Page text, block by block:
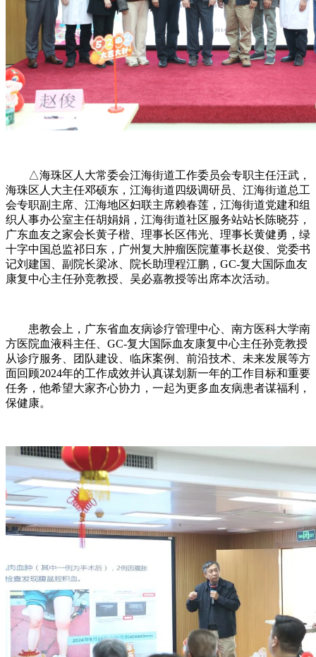
△海珠区人大常委会江海街道工作委员会专职主任汪武，
海珠区人大主任邓硕东，江海街道四级调研员、江海街道总工
会专职副主席、江海地区妇联主席赖春莲，江海街道党建和组
织人事办公室主任胡娟娟，江海街道社区服务站站长陈晓芬，
广东血友之家会长黄子楷、理事长区伟光、理事长黄健勇，绿
十字中国总监祁日东，广州复大肿瘤医院董事长赵俊、党委书
记刘建国、副院长梁冰、院长助理程江鹏，GC-复大国际血友
康复中心主任孙竞教授、吴必嘉教授等出席本次活动。
患教会上，广东省血友病诊疗管理中心、南方医科大学南
方医院血液科主任、GC-复大国际血友康复中心主任孙竞教授
从诊疗服务、团队建设、临床案例、前沿技术、未来发展等方
面回顾2024年的工作成效并认真谋划新一年的工作目标和重要
任务，他希望大家齐心协力，一起为更多血友病患者谋福利，
保健康。